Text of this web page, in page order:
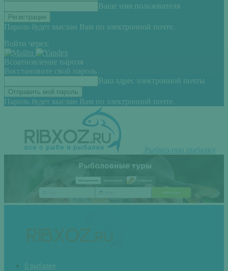
Ваше имя пользователя
Пароль будет выслан Вам по электронной почте.
Войти через:
Всоатновление пароля
Восстановите свой пароль
Ваш адрес электронной почты
Пароль будет выслан Вам по электронной почте.
Рыбхоз-про рыбалку
О рыбалке